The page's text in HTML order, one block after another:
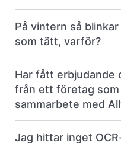
På vintern så
som tätt, varför?
Har fått erbjudande
från ett företag
sammarbete med
Jag hittar inget